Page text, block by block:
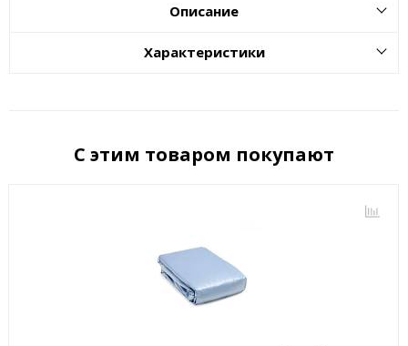
Описание
Характеристики
С этим товаром покупают